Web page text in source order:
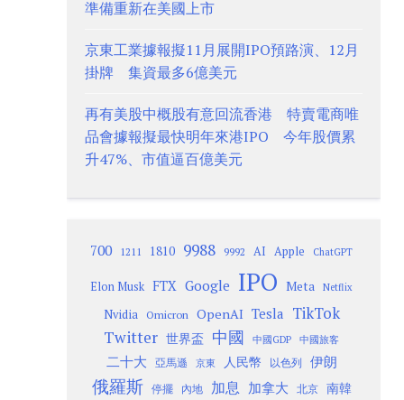
準備重新在美國上市
京東工業據報擬11月展開IPO預路演、12月
掛牌 集資最多6億美元
再有美股中概股有意回流香港 特賣電商唯
品會據報擬最快明年來港IPO 今年股價累
升47%、市值逼百億美元
700 1211 1810 9988 9992 AI Apple ChatGPT
Elon Musk FTX Google IPO Meta Netflix
Nvidia Omicron OpenAI Tesla TikTok
Twitter 世界盃 中國 中國GDP 中國旅客
二十大 亞馬遜 京東 人民幣 以色列 伊朗
俄羅斯 停擺 內地 加息 加拿大 北京
南韓